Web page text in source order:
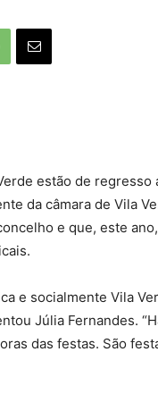
estão de regresso
da câmara de Vila
e que, este
e socialmente Vila
Júlia Fernandes.
das festas. São